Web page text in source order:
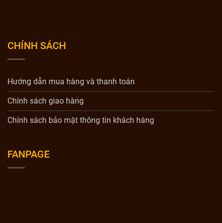
CHÍNH SÁCH
Hướng dẫn mua hàng và thanh toán
Chính sách giao hàng
Chính sách bảo mật thông tin khách hàng
FANPAGE